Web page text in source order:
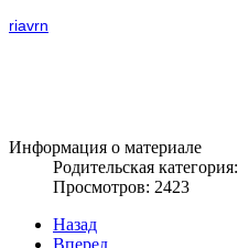
riavrn
Информация о материале
Родительская категория:
Просмотров: 2423
Назад
Вперед